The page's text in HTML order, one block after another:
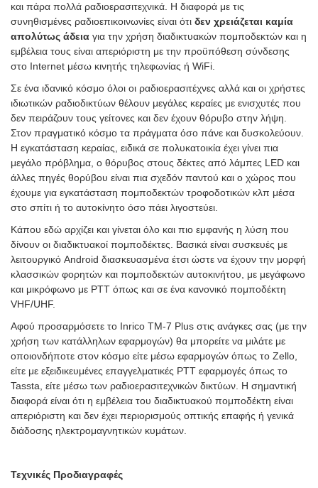
και πάρα πολλά ραδιοερασιτεχνικά. Η διαφορά με τις
συνηθισμένες ραδιοεπικοινωνίες είναι ότι δεν χρειάζεται καμία
απολύτως άδεια για την χρήση διαδικτυακών πομποδεκτών και η
εμβέλεια τους είναι απεριόριστη με την προϋπόθεση σύνδεσης
στο Internet μέσω κινητής τηλεφωνίας ή WiFi.
Σε ένα ιδανικό κόσμο όλοι οι ραδιοερασιτέχνες αλλά και οι χρήστες
ιδιωτικών ραδιοδικτύων θέλουν μεγάλες κεραίες με ενισχυτές που
δεν πειράζουν τους γείτονες και δεν έχουν θόρυβο στην λήψη.
Στον πραγματικό κόσμο τα πράγματα όσο πάνε και δυσκολεύουν.
Η εγκατάσταση κεραίας, ειδικά σε πολυκατοικία έχει γίνει πια
μεγάλο πρόβλημα, ο θόρυβος στους δέκτες από λάμπες LED και
άλλες πηγές θορύβου είναι πια σχεδόν παντού και ο χώρος που
έχουμε για εγκατάσταση πομποδεκτών τροφοδοτικών κλπ μέσα
στο σπίτι ή το αυτοκίνητο όσο πάει λιγοστεύει.
Κάπου εδώ αρχίζει και γίνεται όλο και πιο εμφανής η λύση που
δίνουν οι διαδικτυακοί πομποδέκτες. Βασικά είναι συσκευές με
λειτουργικό Android διασκευασμένα έτσι ώστε να έχουν την μορφή
κλασσικών φορητών και πομποδεκτών αυτοκινήτου, με μεγάφωνο
και μικρόφωνο με PTT όπως και σε ένα κανονικό πομποδέκτη
VHF/UHF.
Αφού προσαρμόσετε το Inrico TM-7 Plus στις ανάγκες σας (με την
χρήση των κατάλληλων εφαρμογών) θα μπορείτε να μιλάτε με
οποιονδήποτε στον κόσμο είτε μέσω εφαρμογών όπως το Zello,
είτε με εξειδικευμένες επαγγελματικές PTT εφαρμογές όπως το
Tassta, είτε μέσω των ραδιοερασιτεχνικών δικτύων. Η σημαντική
διαφορά είναι ότι η εμβέλεια του διαδικτυακού πομποδέκτη είναι
απεριόριστη και δεν έχει περιορισμούς οπτικής επαφής ή γενικά
διάδοσης ηλεκτρομαγνητικών κυμάτων.
Τεχνικές Προδιαγραφές